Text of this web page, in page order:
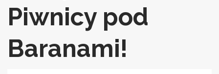
Piwnicy pod
Baranami!